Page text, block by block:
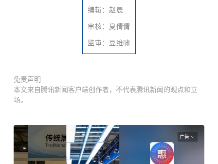
编辑：赵晨
审核：夏倩倩
监审：豆维啸
免责声明
本文来自腾讯新闻客户端创作者，不代表腾讯新闻的观点和立
场。
广告